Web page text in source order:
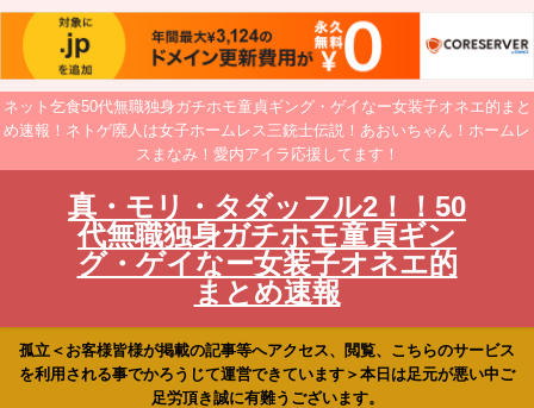
ネット乞食50代無職独身ガチホモ童貞ギング・ゲイなー女装子オネエ的まと
め速報！ネトゲ廃人は女子ホームレス三銃士伝説！あおいちゃん！ホームレ
スまなみ！愛内アイラ応援してます！
真・モリ・タダッフル2！！50
代無職独身ガチホモ童貞ギン
グ・ゲイなー女装子オネエ的
まとめ速報
孤立＜お客様皆様が掲載の記事等へアクセス、閲覧、こちらのサービス
を利用される事でかろうじて運営できています＞本日は足元が悪い中ご
足労頂き誠に有難うございます。